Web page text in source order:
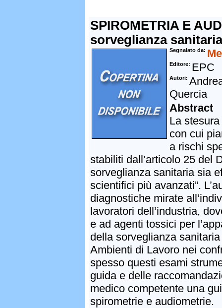
SPIROMETRIA E
sorveglianza
Segnalato da
Editore EPC
Autori
Quercia
Abstract
La
con cui
a rischi
stabiliti dall’articolo 25 del
sorveglianza sanitaria sia
scientifici più avanzati”.
diagnostiche mirate
lavoratori dell’industria,
e ad agenti tossici per
della sorveglianza
Ambienti di Lavoro nei
spesso questi esami
guida e delle
medico competente una
spirometrie e audiometrie.